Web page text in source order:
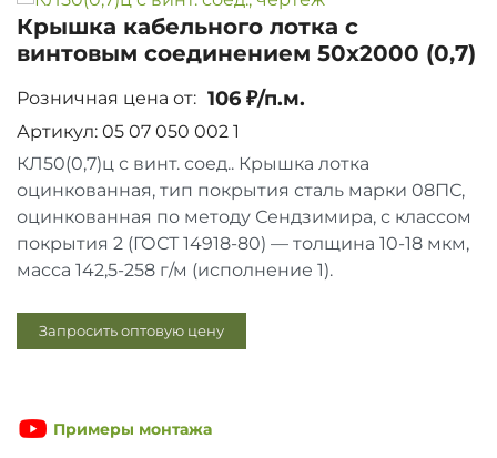
Крышка кабельного лотка с
винтовым соединением 50х2000 (0,7)
Розничная цена от: 106 ₽/п.м.
Артикул: 05 07 050 002 1
КЛ50(0,7)ц с винт. соед.. Крышка лотка
оцинкованная, тип покрытия сталь марки 08ПС,
оцинкованная по методу Сендзимира, с классом
покрытия 2 (ГОСТ 14918-80) — толщина 10-18 мкм,
масса 142,5-258 г/м (исполнение 1).
Запросить оптовую цену
Примеры монтажа
Соглашаюсь на обработку персональных данных
Запросить цены